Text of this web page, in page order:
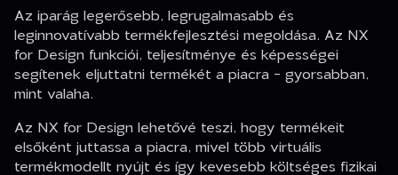
Az iparág legerősebb, legrugalmasabb és
leginnovatívabb termékfejlesztési megoldása. Az NX
for Design funkciói, teljesítménye és képességei
segítenek eljuttatni termékét a piacra - gyorsabban,
mint valaha.
Az NX for Design lehetővé teszi, hogy termékeit
elsőként juttassa a piacra, mivel több virtuális
termékmodellt nyújt és így kevesebb költséges fizikai